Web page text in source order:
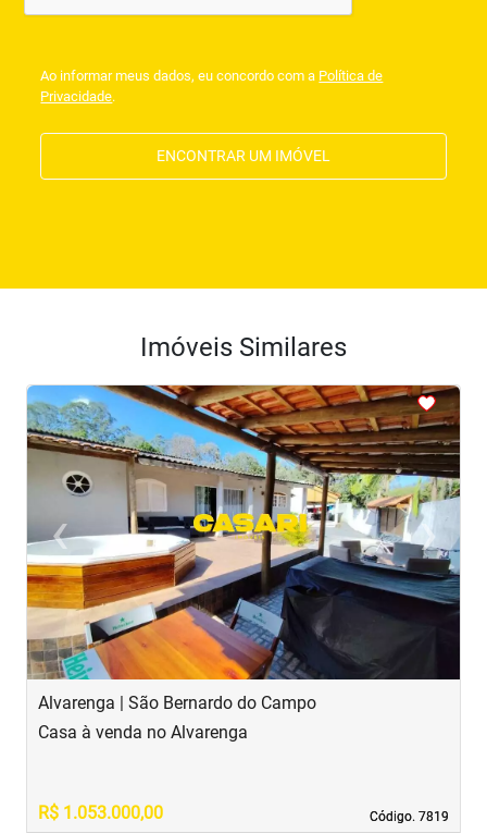
Ao informar meus dados, eu concordo com a Política de
Privacidade.
ENCONTRAR UM IMÓVEL
Imóveis Similares
<< <
‹Previous ›Next
Alvarenga | São Bernardo do Campo
Código. 7819
Código. 7819
Casa à venda no Alvarenga
R$ 1.053.000,00